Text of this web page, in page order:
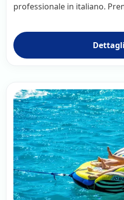
professionale in italiano.
Dettagli